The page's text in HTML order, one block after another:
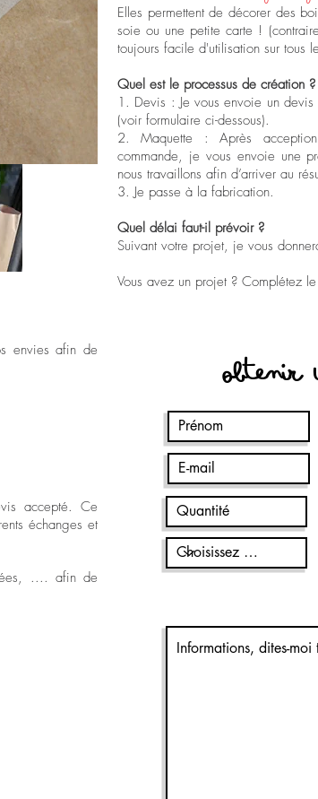
Elles permettent de décorer des
soie ou une petite carte !
toujours facile d'utilisation sur tous
Quel est le processus de création ?
1. Devis : Je vous envoie un
(voir formulaire ci-dessous).
2. Maquette : Après
commande, je vous envoie une
nous travaillons afin d’arriver au
3. Je passe à la fabrication.
Quel délai faut-il prévoir ?
Suivant votre projet, je vous
Vous avez un projet ? Complétez
envies afin de
accepté. Ce
échanges et
.... afin de